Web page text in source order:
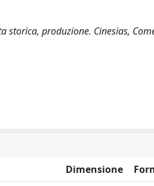
storica, produzione. Cinesias,
Dimensione